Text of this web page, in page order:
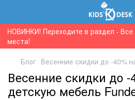
НОВИНКИ! Переходите в раздел - Все
места!
Блог Весенние скидки до -40%
Весенние скидки до -
детскую мебель